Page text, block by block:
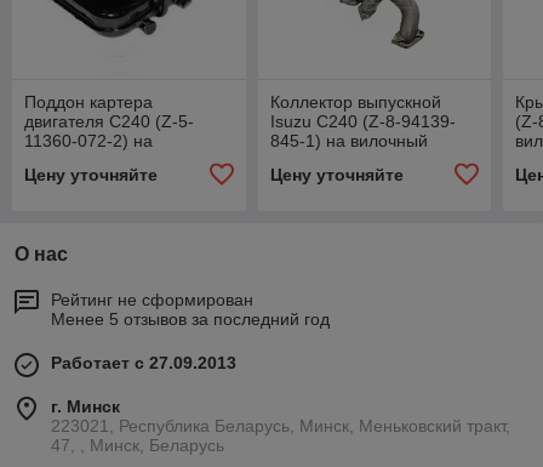
Поддон картера
двигателя C240 (Z-5-
11360-072-2) на
Цену уточняйте
Коллектор выпускной
Isuzu C240 (Z-8-94139-
845-1) на вилочный
Цену уточняйте
(Z-
О нас
Рейтинг не сформирован
Менее 5 отзывов за последний год
Работает с 27.09.2013
г. Минск
223021, Республика Беларусь, Минск, Меньковский тракт,
47, , Минск, Беларусь